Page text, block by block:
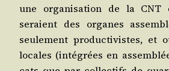
une orga­ni­sa­tion de la CNT
seraient des organes
seule­ment pro­duc­ti­vistes, et
locales (inté­grées en